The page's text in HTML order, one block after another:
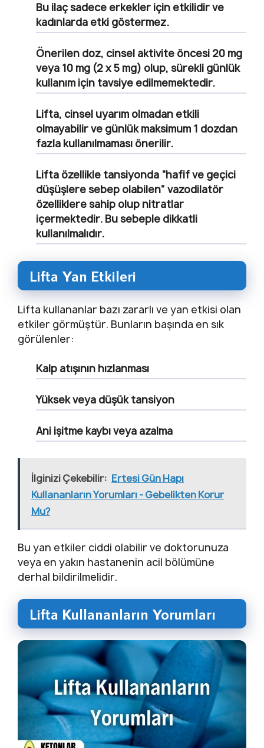
Bu ilaç sadece erkekler için etkilidir ve
kadınlarda etki göstermez.
Önerilen doz, cinsel aktivite öncesi 20 mg
veya 10 mg (2 x 5 mg) olup, sürekli günlük
kullanım için tavsiye edilmemektedir.
Lifta, cinsel uyarım olmadan etkili
olmayabilir ve günlük maksimum 1 dozdan
fazla kullanılmaması önerilir.
Lifta özellikle tansiyonda “hafif ve geçici
düşüşlere sebep olabilen” vazodilatör
özelliklere sahip olup nitratlar
içermektedir. Bu sebeple dikkatli
kullanılmalıdır.
Lifta Yan Etkileri
Lifta kullananlar bazı zararlı ve yan etkisi olan
etkiler görmüştür. Bunların başında en sık
görülenler:
Kalp atışının hızlanması
Yüksek veya düşük tansiyon
Ani işitme kaybı veya azalma
İlginizi Çekebilir: Ertesi Gün Hapı
Kullananların Yorumları - Gebelikten Korur
Mu?
Bu yan etkiler ciddi olabilir ve doktorunuza
veya en yakın hastanenin acil bölümüne
derhal bildirilmelidir.
Lifta Kullananların Yorumları